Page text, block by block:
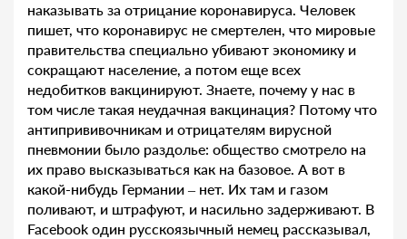
наказывать за отрицание коронавируса. Человек
пишет, что коронавирус не смертелен, что мировые
правительства специально убивают экономику и
сокращают население, а потом еще всех
недобитков вакцинируют. Знаете, почему у нас в
том числе такая неудачная вакцинация? Потому что
антипрививочникам и отрицателям вирусной
пневмонии было раздолье: общество смотрело на
их право высказываться как на базовое. А вот в
какой-нибудь Германии – нет. Их там и газом
поливают, и штрафуют, и насильно задерживают. В
Facebook один русскоязычный немец рассказывал,